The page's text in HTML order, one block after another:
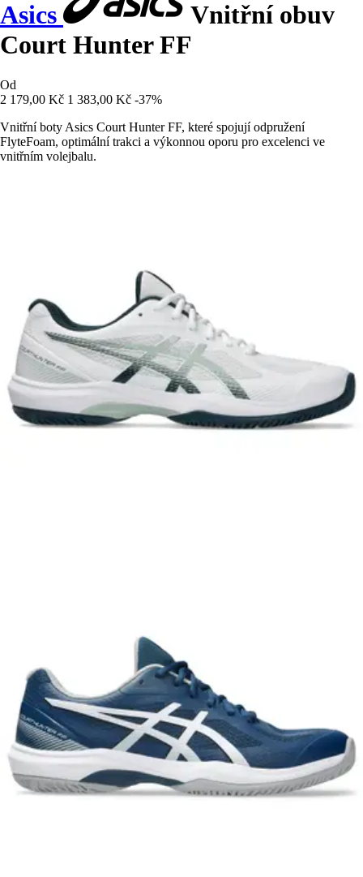
Asics
Vnitřní obuv
Court Hunter FF
Od
2 179,00 Kč 1 383,00 Kč -37%
Vnitřní boty Asics Court Hunter FF, které spojují odpružení
FlyteFoam, optimální trakci a výkonnou oporu pro excelenci ve
vnitřním volejbalu.